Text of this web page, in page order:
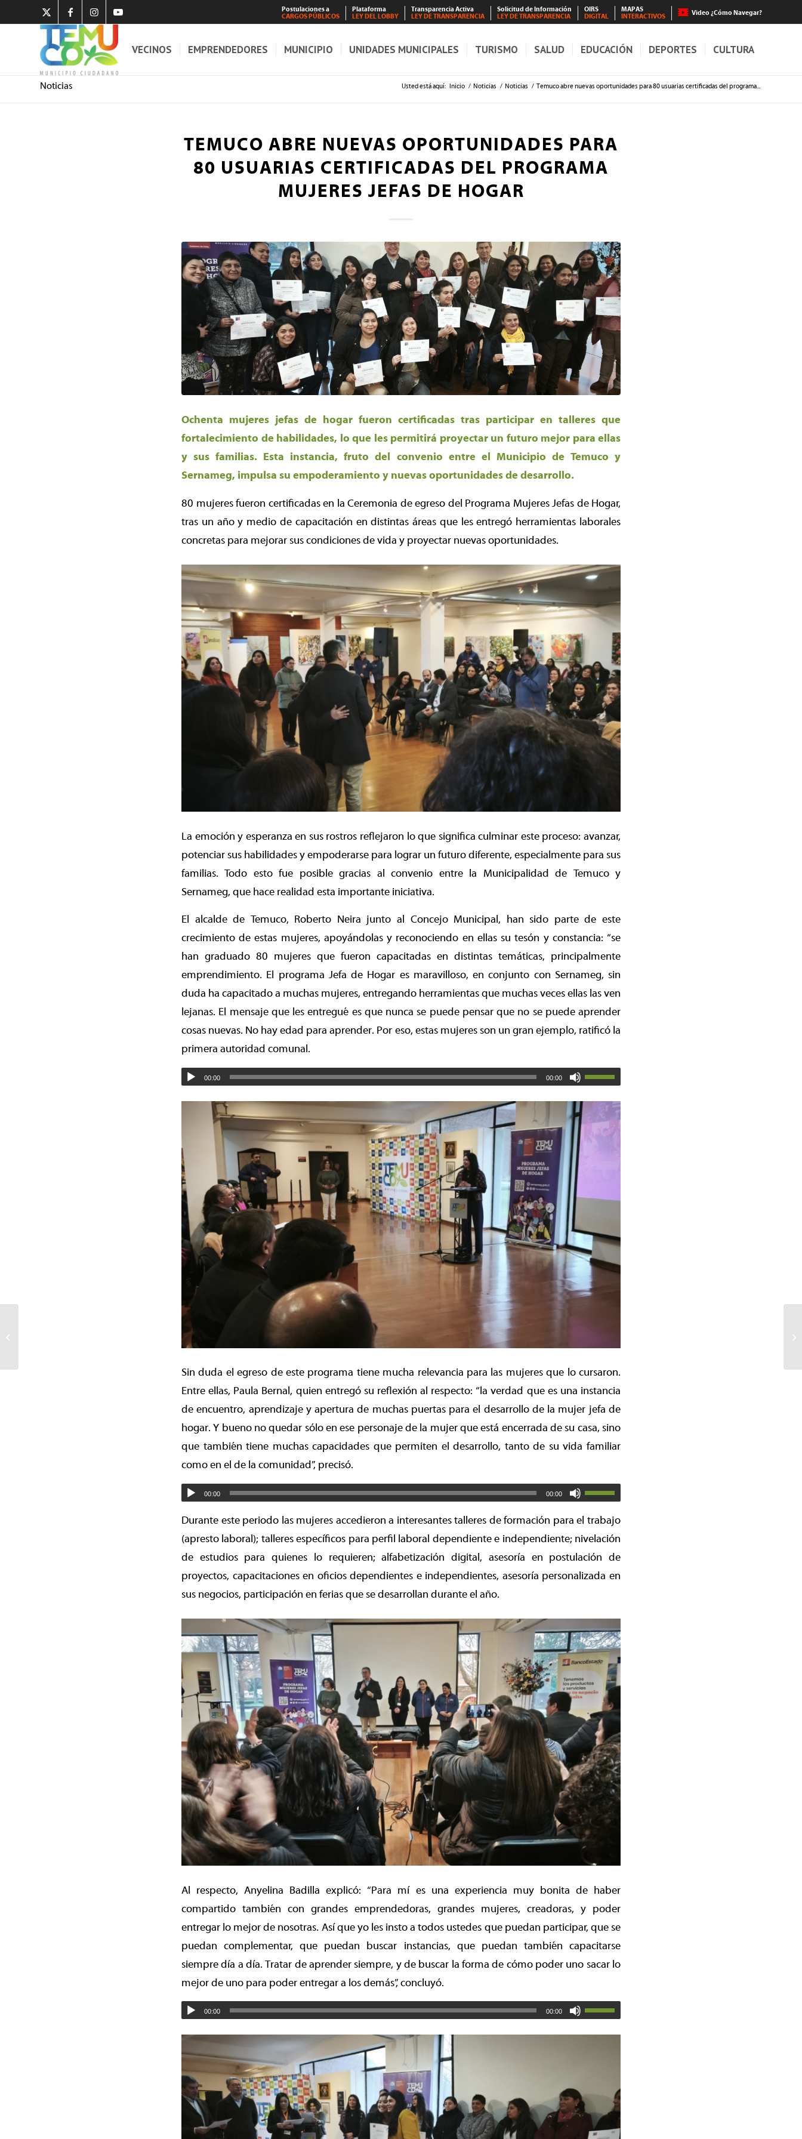
Postulaciones a
CARGOS PÚBLICOS
Plataforma
LEY DEL LOBBY
Transparencia Activa
LEY DE TRANSPARENCIA
Solicitud de Información
LEY DE TRANSPARENCIA
OIRS
DIGITAL
MAPAS
INTERACTIVOS
Video ¿Cómo Navegar?
VECINOS EMPRENDEDORES MUNICIPIO UNIDADES MUNICIPALES TURISMO SALUD EDUCACIÓN DEPORTES CULTURA
Noticias Usted está aquí: Inicio / Noticias / Noticias / Temuco abre nuevas oportunidades para 80 usuarias certificadas del programa...
TEMUCO ABRE NUEVAS OPORTUNIDADES PARA
80 USUARIAS CERTIFICADAS DEL PROGRAMA
MUJERES JEFAS DE HOGAR
Ochenta mujeres jefas de hogar fueron certificadas tras participar en talleres que
fortalecimiento de habilidades, lo que les permitirá proyectar un futuro mejor para ellas
y sus familias. Esta instancia, fruto del convenio entre el Municipio de Temuco y
Sernameg, impulsa su empoderamiento y nuevas oportunidades de desarrollo.
80 mujeres fueron certificadas en la Ceremonia de egreso del Programa Mujeres Jefas de Hogar,
tras un año y medio de capacitación en distintas áreas que les entregó herramientas laborales
concretas para mejorar sus condiciones de vida y proyectar nuevas oportunidades.
La emoción y esperanza en sus rostros reflejaron lo que significa culminar este proceso: avanzar,
potenciar sus habilidades y empoderarse para lograr un futuro diferente, especialmente para sus
familias. Todo esto fue posible gracias al convenio entre la Municipalidad de Temuco y
Sernameg, que hace realidad esta importante iniciativa.
El alcalde de Temuco, Roberto Neira junto al Concejo Municipal, han sido parte de este
crecimiento de estas mujeres, apoyándolas y reconociendo en ellas su tesón y constancia: “se
han graduado 80 mujeres que fueron capacitadas en distintas temáticas, principalmente
emprendimiento. El programa Jefa de Hogar es maravilloso, en conjunto con Sernameg, sin
duda ha capacitado a muchas mujeres, entregando herramientas que muchas veces ellas las ven
lejanas. El mensaje que les entregué es que nunca se puede pensar que no se puede aprender
cosas nuevas. No hay edad para aprender. Por eso, estas mujeres son un gran ejemplo, ratificó la
primera autoridad comunal.
00:00 00:00
Sin duda el egreso de este programa tiene mucha relevancia para las mujeres que lo cursaron.
Entre ellas, Paula Bernal, quien entregó su reflexión al respecto: “la verdad que es una instancia
de encuentro, aprendizaje y apertura de muchas puertas para el desarrollo de la mujer jefa de
hogar. Y bueno no quedar sólo en ese personaje de la mujer que está encerrada de su casa, sino
que también tiene muchas capacidades que permiten el desarrollo, tanto de su vida familiar
como en el de la comunidad”, precisó.
00:00 00:00
Durante este periodo las mujeres accedieron a interesantes talleres de formación para el trabajo
(apresto laboral); talleres específicos para perfil laboral dependiente e independiente; nivelación
de estudios para quienes lo requieren; alfabetización digital, asesoría en postulación de
proyectos, capacitaciones en oficios dependientes e independientes, asesoría personalizada en
sus negocios, participación en ferias que se desarrollan durante el año.
Al respecto, Anyelina Badilla explicó: “Para mí es una experiencia muy bonita de haber
compartido también con grandes emprendedoras, grandes mujeres, creadoras, y poder
entregar lo mejor de nosotras. Así que yo les insto a todos ustedes que puedan participar, que se
puedan complementar, que puedan buscar instancias, que puedan también capacitarse
siempre día a día. Tratar de aprender siempre, y de buscar la forma de cómo poder uno sacar lo
mejor de uno para poder entregar a los demás”, concluyó.
00:00 00:00